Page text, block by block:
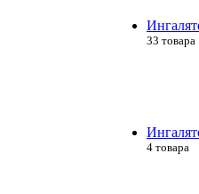
33 товара
4 товара